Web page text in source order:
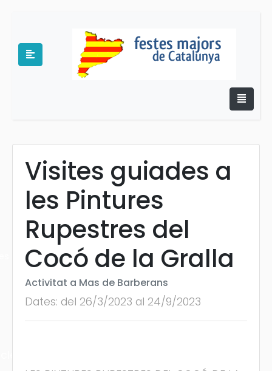
Visites guiades a
les Pintures
Rupestres del
Cocó de la Gralla
Activitat a Mas de Barberans
Dates: del 26/3/2023 al 24/9/2023